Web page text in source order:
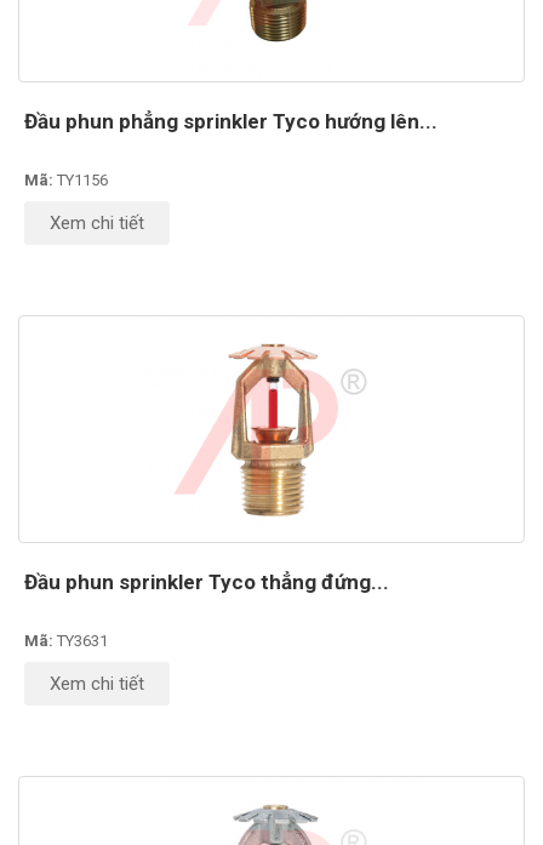
Đầu phun phẳng sprinkler Tyco hướng lên...
Mã: TY1156
Xem chi tiết
Đầu phun sprinkler Tyco thẳng đứng...
Mã: TY3631
Xem chi tiết